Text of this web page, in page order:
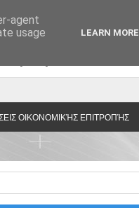
ΟΙΚΟΝΟΜΙΚΉΣ ΕΠΙΤΡΟΠΉΣ
agent
usage
LEARN MORE